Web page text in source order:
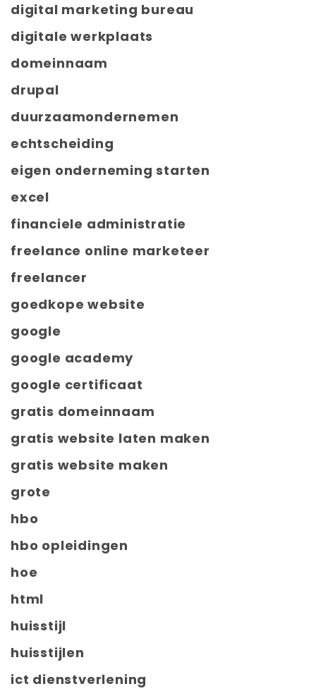
digital marketing bureau
digitale werkplaats
domeinnaam
drupal
duurzaamondernemen
echtscheiding
eigen onderneming starten
excel
financiele administratie
freelance online marketeer
freelancer
goedkope website
google
google academy
google certificaat
gratis domeinnaam
gratis website laten maken
gratis website maken
grote
hbo
hbo opleidingen
hoe
html
huisstijl
huisstijlen
ict dienstverlening